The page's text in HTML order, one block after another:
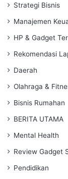
Strategi Bisnis
Manajemen
HP & Gadget
Rekomendasi
Daerah
Olahraga &
Bisnis Rumahan
BERITA UTAMA
Mental Health
Review Gadget
Pendidikan